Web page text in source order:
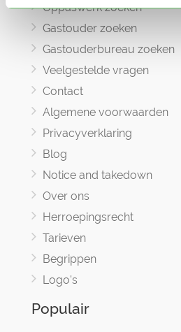
Oppaswerk zoeken
Gastouder zoeken
Gastouderbureau zoeken
Veelgestelde vragen
Contact
Algemene voorwaarden
Privacyverklaring
Blog
Notice and takedown
Over ons
Herroepingsrecht
Tarieven
Begrippen
Logo's
Populair